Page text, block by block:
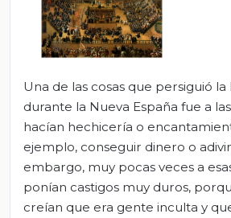
Una de las cosas que persiguió la
durante la Nueva España fue a
hacían hechicería o
ejemplo, conseguir dinero o
embargo, muy pocas veces a
ponían castigos muy duros,
creían que era gente inculta y